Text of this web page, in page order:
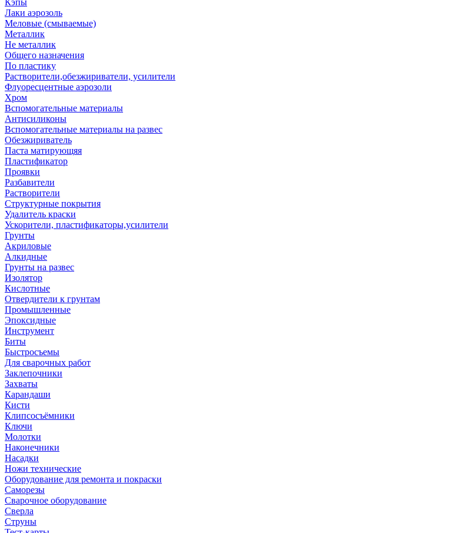
Кэпы
Лаки аэрозоль
Меловые (смываемые)
Металлик
Не металлик
Общего назначения
По пластику
Растворители,обезжириватели, усилители
Флуоресцентные аэрозоли
Хром
Вспомогательные материалы
Антисиликоны
Вспомогательные материалы на развес
Обезжириватель
Паста матирующяя
Пластификатор
Проявки
Разбавители
Растворители
Структурные покрытия
Удалитель краски
Ускорители, пластификаторы,усилители
Грунты
Акриловые
Алкидные
Грунты на развес
Изолятор
Кислотные
Отвердители к грунтам
Промышленные
Эпоксидные
Инструмент
Биты
Быстросъемы
Для сварочных работ
Заклепочники
Захваты
Карандаши
Кисти
Клипсосъёмники
Ключи
Молотки
Наконечники
Насадки
Ножи технические
Оборудование для ремонта и покраски
Саморезы
Сварочное оборудование
Сверла
Струны